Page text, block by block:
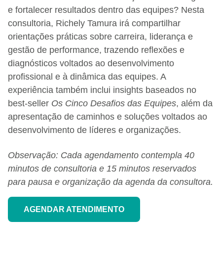
e fortalecer resultados dentro das equipes? Nesta
consultoria, Richely Tamura irá compartilhar
orientações práticas sobre carreira, liderança e
gestão de performance, trazendo reflexões e
diagnósticos voltados ao desenvolvimento
profissional e à dinâmica das equipes. A
experiência também inclui insights baseados no
best-seller Os Cinco Desafios das Equipes, além da
apresentação de caminhos e soluções voltados ao
desenvolvimento de líderes e organizações.
Observação: Cada agendamento contempla 40
minutos de consultoria e 15 minutos reservados
para pausa e organização da agenda da consultora.
AGENDAR ATENDIMENTO